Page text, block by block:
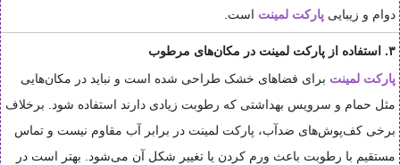
دوام و زیبایی پارکت لمینت است.
۳. استفاده از پارکت لمینت در مکان‌های مرطوب
پارکت لمینت برای فضاهای خشک طراحی شده است و نباید در مکان‌هایی
مثل حمام و سرویس بهداشتی که رطوبت زیادی دارند استفاده شود. برخلاف
برخی کف‌پوش‌های ضدآب، پارکت لمینت در برابر آب مقاوم نیست و تماس
مستقیم با رطوبت باعث ورم کردن یا تغییر شکل آن می‌شود. بهتر است در